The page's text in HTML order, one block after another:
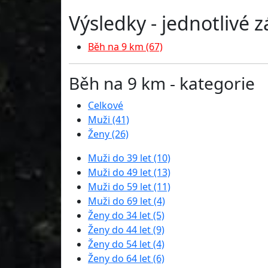
Výsledky - jednotlivé
Běh na 9 km (67)
Běh na 9 km - kategorie
Celkové
Muži (41)
Ženy (26)
Muži do 39 let (10)
Muži do 49 let (13)
Muži do 59 let (11)
Muži do 69 let (4)
Ženy do 34 let (5)
Ženy do 44 let (9)
Ženy do 54 let (4)
Ženy do 64 let (6)